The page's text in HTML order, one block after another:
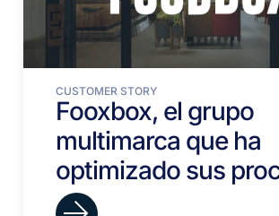
CUSTOMER STORY
Fooxbox, el grupo
multimarca que ha
optimizado sus
de selección con